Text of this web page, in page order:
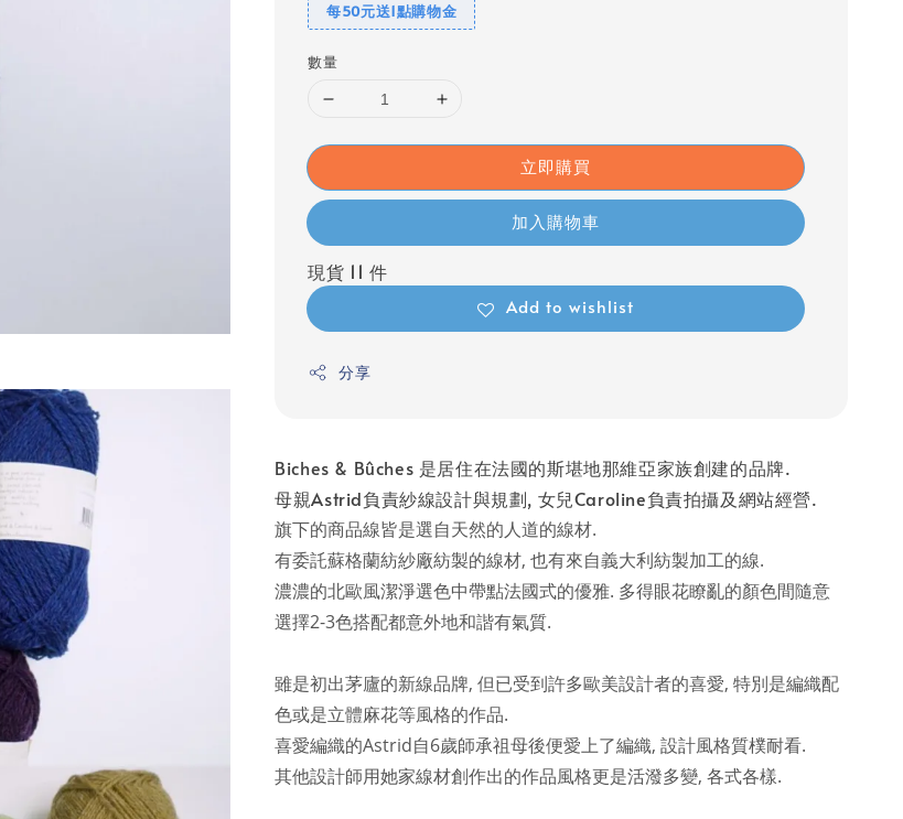
每50元送1點購物金
數量
立即購買
加入購物車
現貨 11 件
Add to wishlist
分享
Biches & Bûches 是居住在法國的斯堪地那維亞家族創建的品牌.
母親Astrid負責紗線設計與規劃, 女兒Caroline負責拍攝及網站經營.
旗下的商品線皆是選自天然的人道的線材.
有委託蘇格蘭紡紗廠紡製的線材, 也有來自義大利紡製加工的線.
濃濃的北歐風潔淨選色中帶點法國式的優雅. 多得眼花瞭亂的顏色間隨意
選擇2-3色搭配都意外地和諧有氣質.
雖是初出茅廬的新線品牌, 但已受到許多歐美設計者的喜愛, 特別是編織配
色或是立體麻花等風格的作品.
喜愛編織的Astrid自6歲師承祖母後便愛上了編織, 設計風格質樸耐看.
其他設計師用她家線材創作出的作品風格更是活潑多變, 各式各樣.